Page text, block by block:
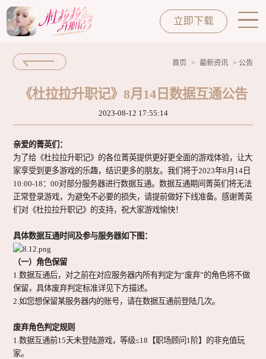
立即下载
首页
最新资讯 NEWS
穿搭指南 CLOSET
菁英档案
视听中心
关注我们
首页 > 最新资讯 > 公告
《杜拉拉升职记》8月14日数据互通公告
2023-08-12 17:55:14
亲爱的菁英们：
为了给《杜拉拉升职记》的各位菁英提供更好更全面的游戏体验，让大
家享受到更多游戏的乐趣，结识更多的朋友。我们将于2023年8月14日
10:00-18：00对部分服务器进行数据互通。数据互通期间菁英们将无法
正常登录游戏，为避免不必要的损失，请提前做好下线准备。感谢菁英
们对《杜拉拉升职记》的支持，祝大家游戏愉快！
具体数据互通时间及参与服务器如下图：
（一）角色保留
1.数据互通后，对之前在对应服务器内所有判定为“废弃”的角色将不做
保留，具体废弃判定标准详见下方描述。
2.如您想保留某服务器内的账号，请在数据互通前登陆几次。
废弃角色判定规则
1.数据互通前15天未登陆游戏，等级≤18【职场顾问1阶】的非充值玩
家。